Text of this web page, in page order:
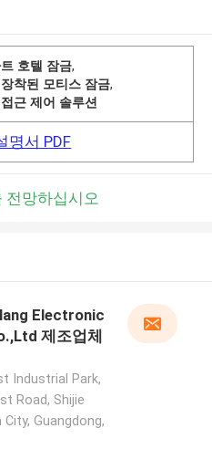
호텔 잠금,
착된 모티스 잠금,
근 제어 솔루션
명서 PDF
전망하십시오
Electronic
제조업체
Industrial Park,
Road, Shijie
Guangdong,